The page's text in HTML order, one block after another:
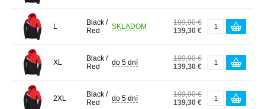
L
Black /
Red
SKLADOM
189,90 €
139,30 €
XL
Black /
Red
do 5 dní
189,90 €
139,30 €
2XL
Black /
Red
do 5 dní
189,90 €
139,30 €